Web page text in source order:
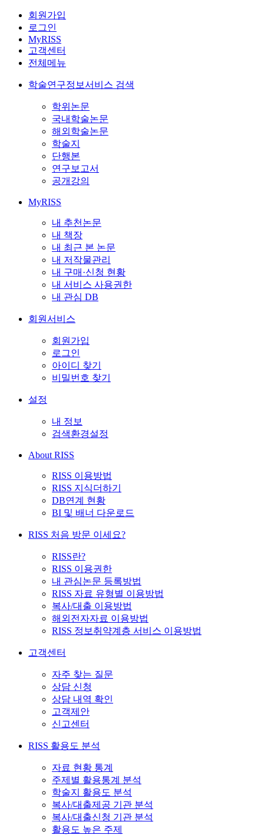
회원가입
로그인
MyRISS
고객센터
전체메뉴
학술연구정보서비스 검색
학위논문
국내학술논문
해외학술논문
학술지
단행본
연구보고서
공개강의
MyRISS
내 추천논문
내 책장
내 최근 본 논문
내 저작물관리
내 구매·신청 현황
내 서비스 사용권한
내 관심 DB
회원서비스
회원가입
로그인
아이디 찾기
비밀번호 찾기
설정
내 정보
검색환경설정
About RISS
RISS 이용방법
RISS 지식더하기
DB연계 현황
BI 및 배너 다운로드
RISS 처음 방문 이세요?
RISS란?
RISS 이용권한
내 관심논문 등록방법
RISS 자료 유형별 이용방법
복사/대출 이용방법
해외전자자료 이용방법
RISS 정보취약계층 서비스 이용방법
고객센터
자주 찾는 질문
상담 신청
상담 내역 확인
고객제안
신고센터
RISS 활용도 분석
자료 현황 통계
주제별 활용통계 분석
학술지 활용도 분석
복사/대출제공 기관 분석
복사/대출신청 기관 분석
활용도 높은 주제